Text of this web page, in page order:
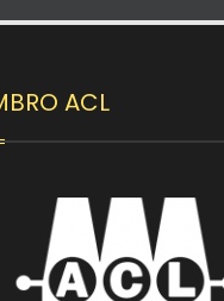
ACL